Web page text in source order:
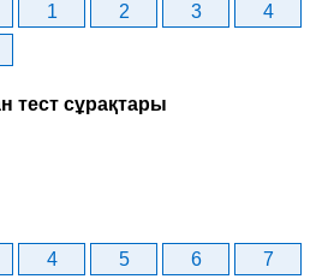
1 2 3
4
тест сұрақтары
4 5 6
7